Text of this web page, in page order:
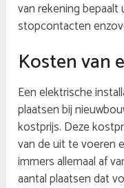
van rekening bepaalt
stopcontacten
Kosten van
Een elektrische
plaatsen bij
kostprijs. Deze
van de uit te voeren
immers allemaal af
aantal plaatsen dat